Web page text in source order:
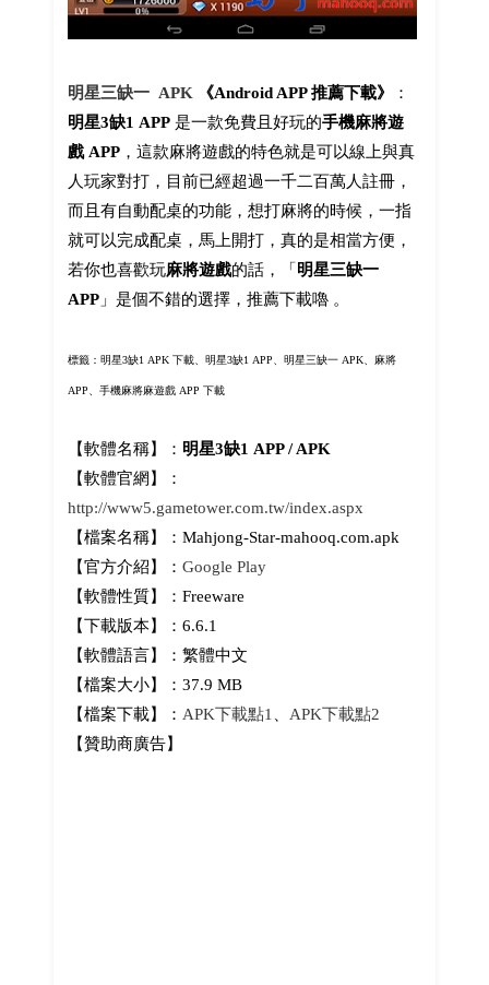
明星三缺一 APK《Android APP 推薦下載》
：
明星3缺1 APP 是一款免費且好玩的手機麻將遊
戲 APP，這款麻將遊戲的特色就是可以線上與真
人玩家對打，目前已經超過一千二百萬人註冊，
而且有自動配桌的功能，想打麻將的時候，一指
就可以完成配桌，馬上開打，真的是相當方便，
若你也喜歡玩麻將遊戲的話，「 明星三缺一
APP」是個不錯的選擇，推薦下載嚕 。
標籤：明星3缺1 APK 下載、明星3缺1 APP、明星三缺一 APK、麻將
APP、手機麻將麻遊戲 APP 下載
【軟體名稱】： 明星3缺1 APP / APK
【軟體官網】：
http://www5.gametower.com.tw/index.aspx
【檔案名稱】：Mahjong-Star-mahooq.com.apk
【官方介紹】： Google Play
【軟體性質】：Freeware
【下載版本】：6.6.1
【軟體語言】：繁體中文
【檔案大小】：37.9 MB
【檔案下載】： APK下載點1、 APK下載點2
【贊助商廣告】